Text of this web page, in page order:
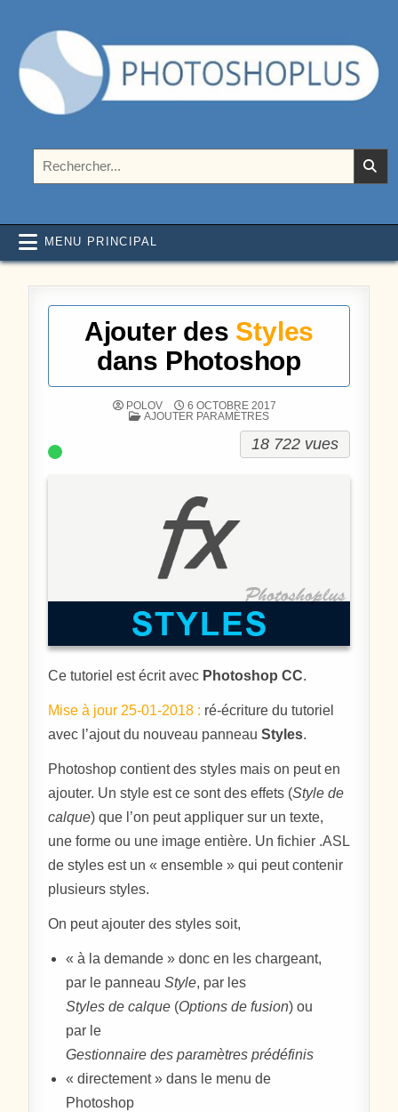
Photoshoplus
MENU PRINCIPAL
Ajouter des Styles
dans Photoshop
POLOV 6 OCTOBRE 2017
POSTÉ DANS
AJOUTER PARAMÈTRES
18 722 vues
Ce tutoriel est écrit avec Photoshop CC.
Mise à jour 25-01-2018 : ré-écriture du tutoriel
avec l’ajout du nouveau panneauStyles.
Photoshop contient des styles mais on peut en
ajouter. Un style est ce sont des effets (Style de
calque) que l’on peut appliquer sur un texte,
une forme ou une image entière. Un fichier .ASL
de styles est un « ensemble » qui peut contenir
plusieurs styles.
On peut ajouter des styles soit,
« à la demande » donc en les chargeant,
par le panneauStyle, par les
Styles de calque (Options de fusion) ou
par le
Gestionnaire des paramètres prédéfinis
« directement » dans le menu de
Photoshop